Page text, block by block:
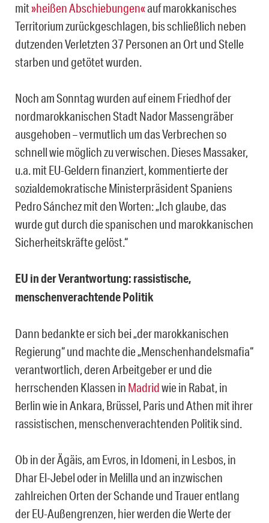
mit»heißen Abschiebungen«auf marokkanisches
Territorium zurückgeschlagen, bis schließlich neben
dutzenden Verletzten 37 Personen an Ort und Stelle
starben und getötet wurden.
Noch am Sonntag wurden auf einem Friedhof der
nordmarokkanischen Stadt Nador Massengräber
ausgehoben – vermutlich um das Verbrechen so
schnell wie möglich zu verwischen. Dieses Massaker,
u.a. mit EU-Geldern finanziert, kommentierte der
sozialdemokratische Ministerpräsident Spaniens
Pedro Sánchez mit den Worten: „Ich glaube, das
wurde gut durch die spanischen und marokkanischen
Sicherheitskräfte gelöst.“
EU in der Verantwortung: rassistische,
menschenverachtende Politik
Dann bedankte er sich bei „der marokkanischen
Regierung“ und machte die „Menschenhandelsmafia“
verantwortlich, deren Arbeitgeber er und die
herrschenden Klassen in Madridwie in Rabat, in
Berlin wie in Ankara, Brüssel, Paris und Athen mit ihrer
rassistischen, menschenverachtenden Politik sind.
Ob in der Ägäis, am Evros, in Idomeni, in Lesbos, in
Dhar El-Jebel oder in Melilla und an inzwischen
zahlreichen Orten der Schande und Trauer entlang
der EU-Außengrenzen, hier werden die Werte der